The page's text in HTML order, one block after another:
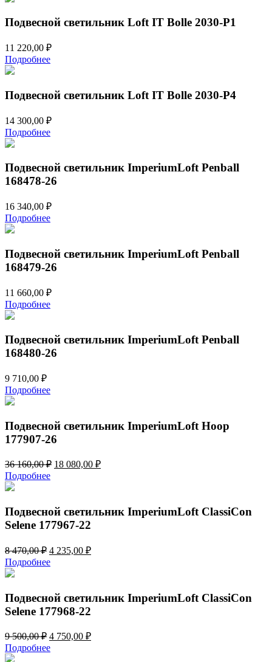
Подвесной светильник Loft IT Bolle 2030-P1
11 220,00 ₽
Подробнее
Подвесной светильник Loft IT Bolle 2030-P4
14 300,00 ₽
Подробнее
Подвесной светильник ImperiumLoft Penball
168478-26
16 340,00 ₽
Подробнее
Подвесной светильник ImperiumLoft Penball
168479-26
11 660,00 ₽
Подробнее
Подвесной светильник ImperiumLoft Penball
168480-26
9 710,00 ₽
Подробнее
Подвесной светильник ImperiumLoft Hoop
177907-26
36 160,00₽ Первоначальная
160,00 ₽.
18 080,00 ₽Текущая
Подробнее
Подвесной светильник ImperiumLoft ClassiCon
Selene 177967-22
8 470,00₽ Первоначальная
цена
составляла
470,00 ₽.
4 235,00 ₽Текущая
Подробнее
Подвесной светильник ImperiumLoft ClassiCon
Selene 177968-22
9 500,00₽ Первоначальная
цена
составляла
4 750,00 ₽Текущая
Подробнее